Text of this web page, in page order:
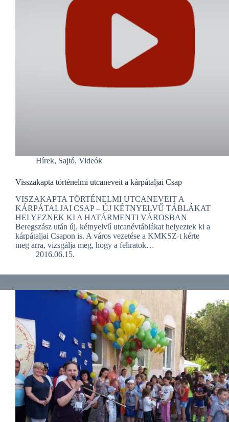
Hírek, Sajtó, Videók
Visszakapta történelmi utcaneveit a kárpátaljai Csap
VISZAKAPTA TÖRTÉNELMI UTCANEVEIT A
KÁRPÁTALJAI CSAP – ÚJ KÉTNYELVŰ TÁBLÁKAT
HELYEZNEK KI A HATÁRMENTI VÁROSBAN
Beregszász után új, kétnyelvű utcanévtáblákat helyeztek ki a
kárpátaljai Csapon is. A város vezetése a KMKSZ-t kérte
meg arra, vizsgálja meg, hogy a feliratok…
2016.06.15.